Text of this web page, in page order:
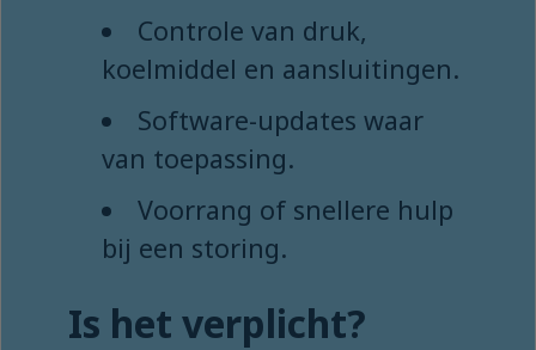
Controle van druk,
koelmiddel en aansluitingen.
Software-updates waar
van toepassing.
Voorrang of snellere hulp
bij een storing.
Is het verplicht?